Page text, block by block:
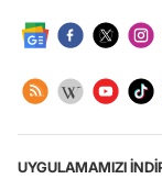
UYGULAMAMIZI